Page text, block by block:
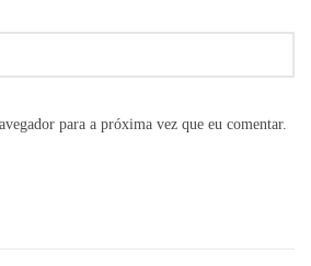
para a próxima vez que eu comentar.